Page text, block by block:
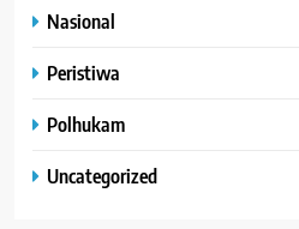
Nasional
Peristiwa
Polhukam
Uncategorized